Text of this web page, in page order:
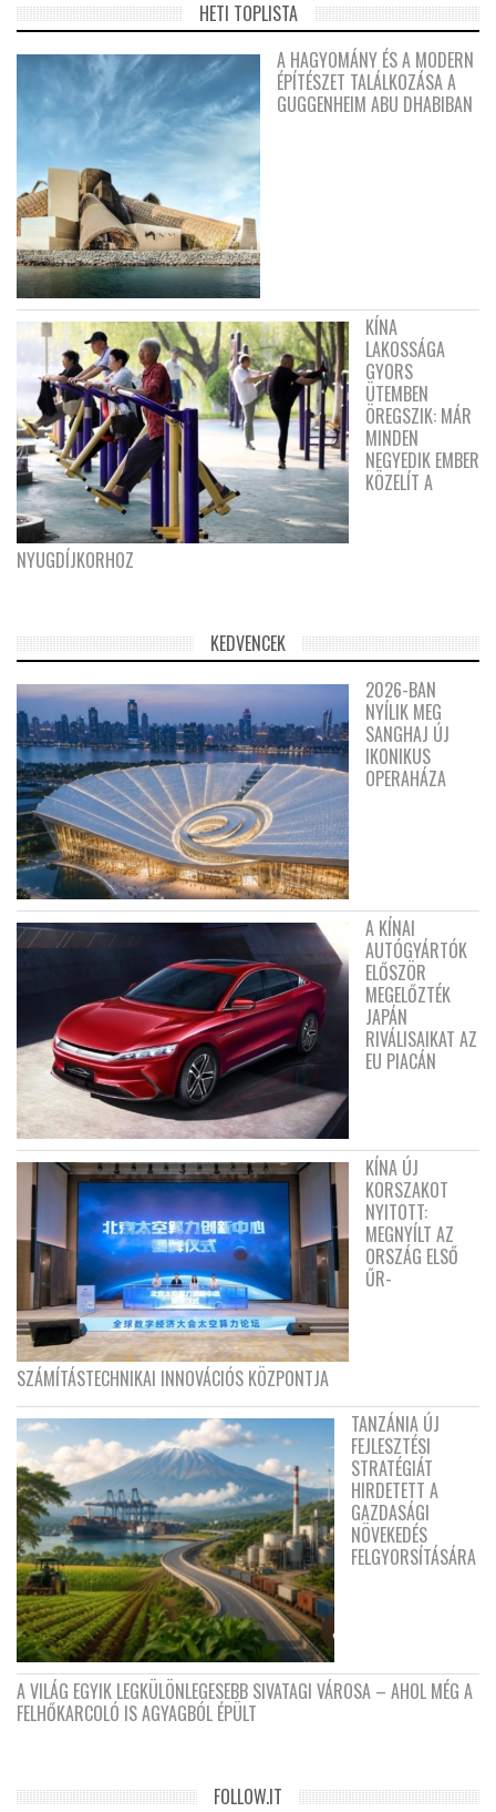
HETI TOPLISTA
A HAGYOMÁNY ÉS A MODERN
ÉPÍTÉSZET TALÁLKOZÁSA A
GUGGENHEIM ABU DHABIBAN
KÍNA
LAKOSSÁGA
GYORS
ÜTEMBEN
ÖREGSZIK: MÁR
MINDEN
NEGYEDIK EMBER
KÖZELÍT A
NYUGDÍJKORHOZ
KEDVENCEK
2026-BAN
NYÍLIK MEG
SANGHAJ ÚJ
IKONIKUS
OPERAHÁZA
A KÍNAI
AUTÓGYÁRTÓK
ELŐSZÖR
MEGELŐZTÉK
JAPÁN
RIVÁLISAIKAT AZ
EU PIACÁN
KÍNA ÚJ
KORSZAKOT
NYITOTT:
MEGNYÍLT AZ
ORSZÁG ELSŐ
ŰR-
SZÁMÍTÁSTECHNIKAI INNOVÁCIÓS KÖZPONTJA
TANZÁNIA ÚJ
FEJLESZTÉSI
STRATÉGIÁT
HIRDETETT A
GAZDASÁGI
NÖVEKEDÉS
FELGYORSÍTÁSÁRA
A VILÁG EGYIK LEGKÜLÖNLEGESEBB SIVATAGI VÁROSA – AHOL MÉG A
FELHŐKARCOLÓ IS AGYAGBÓL ÉPÜLT
FOLLOW.IT